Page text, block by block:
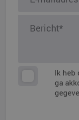
Ik heb
ga